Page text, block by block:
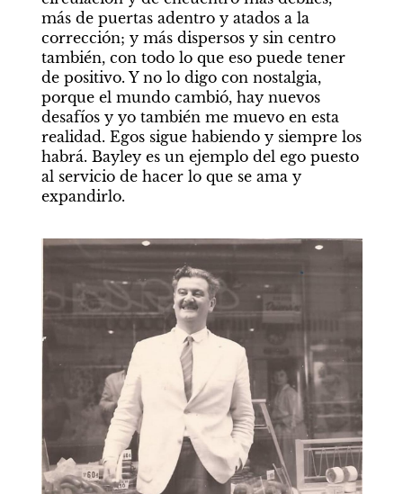
más de puertas adentro y atados a la
corrección; y más dispersos y sin centro
también, con todo lo que eso puede tener
de positivo. Y no lo digo con nostalgia,
porque el mundo cambió, hay nuevos
desafíos y yo también me muevo en esta
realidad. Egos sigue habiendo y siempre los
habrá. Bayley es un ejemplo del ego puesto
al servicio de hacer lo que se ama y
expandirlo.